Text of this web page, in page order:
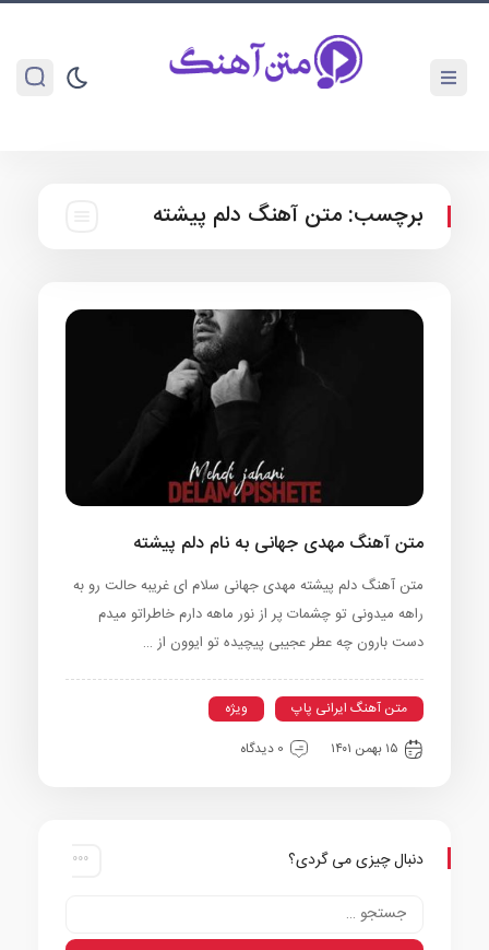
برچسب: متن آهنگ دلم پیشته
متن آهنگ مهدی جهانی به نام دلم پیشته
متن آهنگ دلم پیشته مهدی جهانی سلام ای غریبه حالت رو به
راهه میدونی تو چشمات پر از نور ماهه دارم خاطراتو میدم
دست بارون چه عطر عجیبی پیچیده تو ایوون از …
متن آهنگ ایرانی پاپ
ویژه
۱۵ بهمن ۱۴۰۱
0 دیدگاه
دنبال چیزی می گردی؟